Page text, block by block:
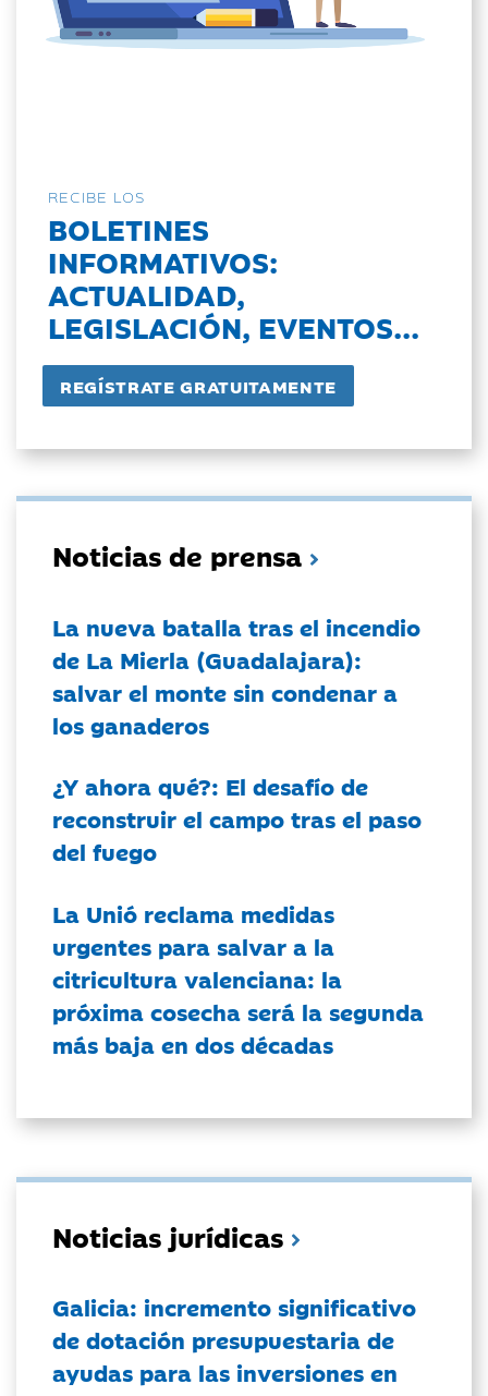
RECIBE LOS
BOLETINES
INFORMATIVOS:
ACTUALIDAD,
LEGISLACIÓN, EVENTOS...
Noticias de prensa
La nueva batalla tras el incendio
de La Mierla (Guadalajara):
salvar el monte sin condenar a
los ganaderos
¿Y ahora qué?: El desafío de
reconstruir el campo tras el paso
del fuego
La Unió reclama medidas
urgentes para salvar a la
citricultura valenciana: la
próxima cosecha será la segunda
más baja en dos décadas
Noticias jurídicas
Galicia: incremento significativo
de dotación presupuestaria de
ayudas para las inversiones en